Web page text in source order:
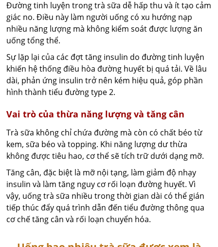
Đường tinh luyện trong trà sữa dễ hấp thu và ít tạo cảm
giác no. Điều này làm người uống có xu hướng nạp
nhiều năng lượng mà không kiểm soát được lượng ăn
uống tổng thể.
Sự lặp lại của các đợt tăng insulin do đường tinh luyện
khiến hệ thống điều hòa đường huyết bị quá tải. Về lâu
dài, phản ứng insulin trở nên kém hiệu quả, góp phần
hình thành tiểu đường type 2.
Vai trò của thừa năng lượng và tăng cân
Trà sữa không chỉ chứa đường mà còn có chất béo từ
kem, sữa béo và topping. Khi năng lượng dư thừa
không được tiêu hao, cơ thể sẽ tích trữ dưới dạng mỡ.
Tăng cân, đặc biệt là mỡ nội tạng, làm giảm độ nhạy
insulin và làm tăng nguy cơ rối loạn đường huyết. Vì
vậy, uống trà sữa nhiều trong thời gian dài có thể gián
tiếp thúc đẩy quá trình dẫn đến tiểu đường thông qua
cơ chế tăng cân và rối loạn chuyển hóa.